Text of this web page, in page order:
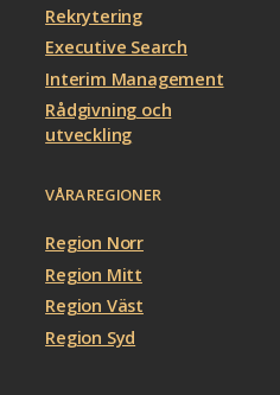
Rekrytering
Executive Search
Interim Management
Rådgivning och
utveckling
VÅRA REGIONER
Region Norr
Region Mitt
Region Väst
Region Syd